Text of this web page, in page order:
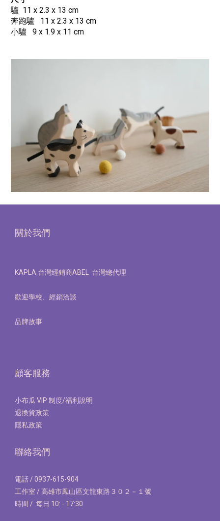
驢 11 x 2.3 x 13 cm
奔跑驢 11 x 2.3 x 13 cm
小驢 9 x 1.9 x 11 cm
關於我們
KAPLA 台灣經銷商ABEL 台灣總代理
歡迎學校、經銷洽談
品牌故事
顧客服務
小布瓜 VIP 制度/福利說明
退換貨政策
隱私政策
聯絡我們
電話 / 0937-615-904
工作室 / 高雄市鳳山區文龍東路３０２－１號
時間 / 每日 10: - 17:30